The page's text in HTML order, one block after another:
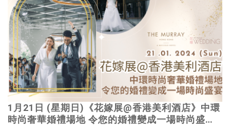
1月21日 (星期日)《花嫁展@香港美利酒店》中環
時尚奢華婚禮場地 令您的婚禮變成一場時尚盛宴